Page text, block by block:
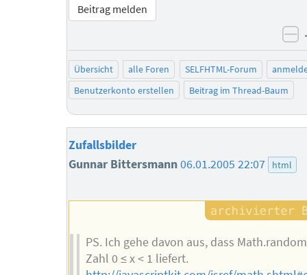
Beitrag melden
Übersicht alle Foren SELFHTML-Forum
Benutzerkonto erstellen
Beitrag im Thread-Baum
Zufallsbilder
Gunnar Bittersmann06.01.2005 22:07 html
PS. Ich gehe davon aus, dass
Zahl 0 ≤ x < 1 liefert.